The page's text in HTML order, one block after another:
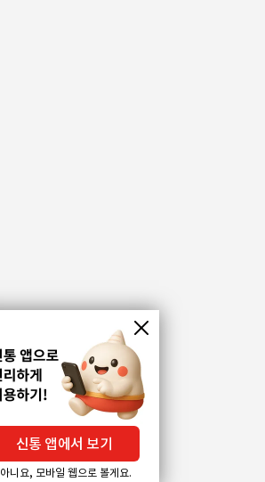
신통 앱에서 보기
아니요, 모바일 웹으로 볼게요.